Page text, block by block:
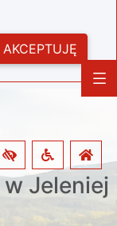
Jeleniej